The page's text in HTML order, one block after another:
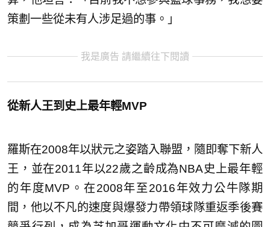
策劃一些從未有人涉足過的事。」
我是廣告 請繼續往下閱讀
從新人王到史上最年輕MVP
羅斯在2008年以狀元之姿踏入聯盟，隨即奪下新人
王，並在2011年以22歲之齡成為NBA史上最年輕
的年度MVP。在2008年至2016年效力公牛隊期
間，他以不凡的速度與爆發力帶領球隊重返季後賽